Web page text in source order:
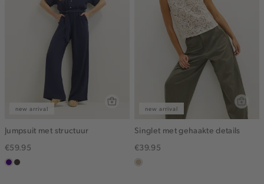
new arrival
Jumpsuit met structuur
€59.95
indigochoco
new arrival
Singlet met gehaakte details
€39.95
lichtzand